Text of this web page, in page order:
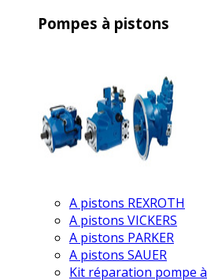
Pompes à pistons
A pistons REXROTH
A pistons VICKERS
A pistons PARKER
A pistons SAUER
Kit réparation pompe